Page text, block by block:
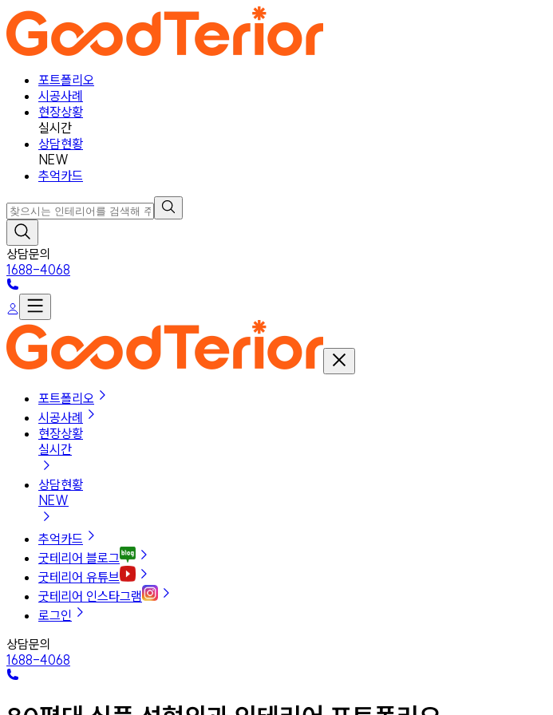
포트폴리오
시공사례
현장상황
실시간
상담현황
NEW
추억카드
상담문의
1688-4068
포트폴리오
시공사례
현장상황
실시간
상담현황
NEW
추억카드
굿테리어 블로그
굿테리어 유튜브
굿테리어 인스타그램
로그인
상담문의
1688-4068